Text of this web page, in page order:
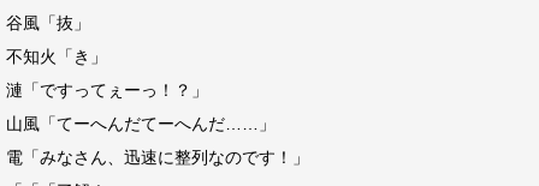
谷風「抜」
不知火「き」
漣「ですってぇーっ！？」
山風「てーへんだてーへんだ……」
電「みなさん、迅速に整列なのです！」